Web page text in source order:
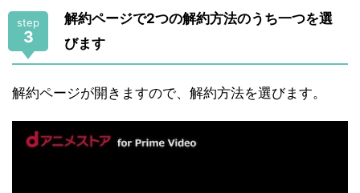
step
3
解約ページで2つの解約方法のうち一つを選
びます
解約ページが開きますので、解約方法を選びます。